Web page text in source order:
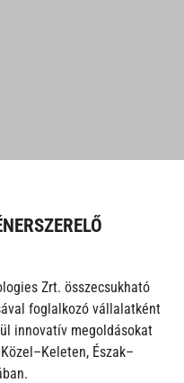
Zrt. összecsukható
foglalkozó vállalatként
innovatív megoldásokat
Észak–